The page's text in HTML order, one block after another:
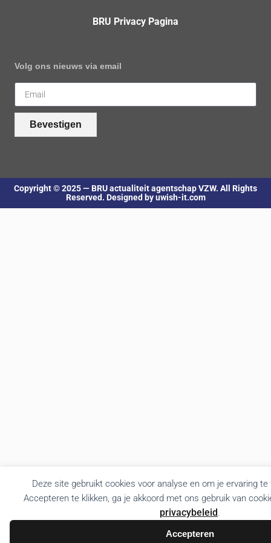
Deze site gebruikt cookies voor analyse en om je ervaring
Accepteren te klikken, ga je akkoord met ons gebruik van
privacybeleid.
Accepteren
BRU Privacy Pagina
Volg ons nieuws via email
Bevestigen
Copyright © 2025 — BRU actualiteit agentschap VZW. All Rights
Reserved. Designed by uwish-it.com